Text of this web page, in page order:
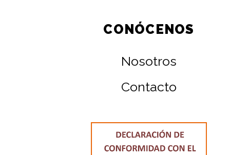
CONÓCENOS
Nosotros
Contacto